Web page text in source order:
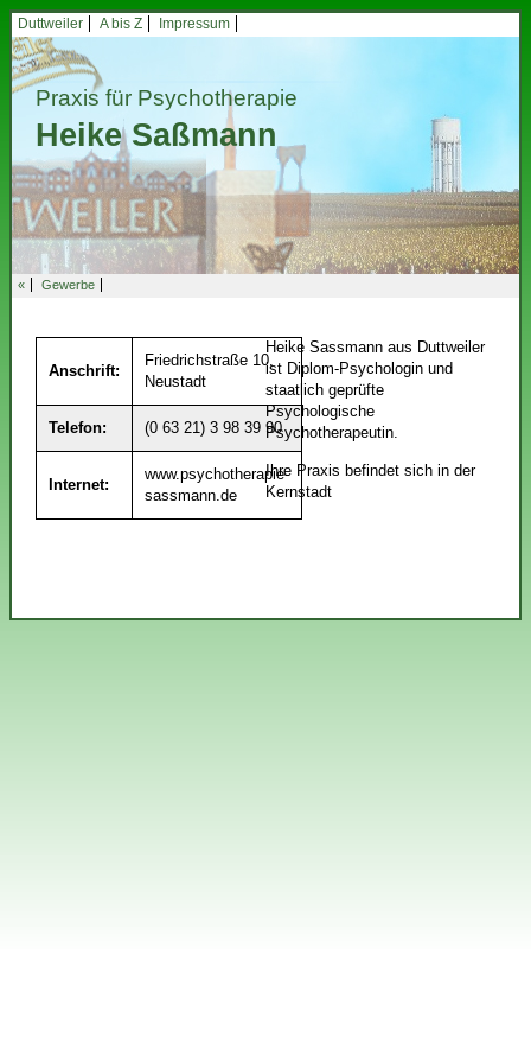
Duttweiler A bis Z Impressum
Praxis für Psychotherapie
Heike Saßmann
« Gewerbe
Anschrift:
Friedrichstraße 10,
Neustadt
Telefon: (0 63 21) 3 98 39 90
Internet:
www.psychotherapie-
sassmann.de
Heike Sassmann aus Duttweiler
ist Diplom-Psychologin und
staatlich geprüfte
Psychologische
Psychotherapeutin.
Ihre Praxis befindet sich in der
Kernstadt